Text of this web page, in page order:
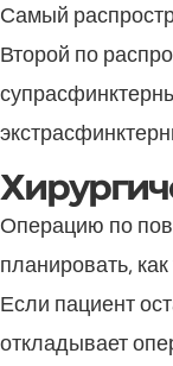
Самый
Второй по
Операцию по
планировать,
Если пациент
откладывает